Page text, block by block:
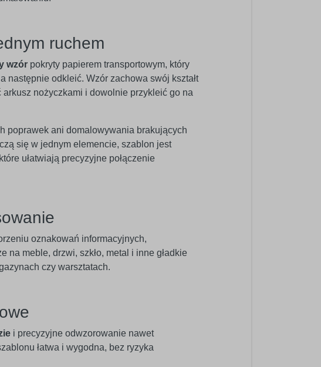
ruchem
wzór pokryty papierem transportowym, który
następnie odkleić. Wzór zachowa swój kształt
nożyczkami i dowolnie przykleić go na
poprawek ani domalowywania brakujących
się w jednym elemencie, szablon jest
ułatwiają precyzyjne połączenie
oznakowań informacyjnych,
meble, drzwi, szkło, metal i inne gładkie
czy warsztatach.
i precyzyjne odwzorowanie nawet
łatwa i wygodna, bez ryzyka